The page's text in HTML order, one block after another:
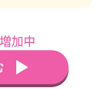
加中